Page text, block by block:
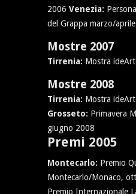
2006 Venezia:
del Grappa marzo/
Mostre 2007
Tirrenia: Mostra
Mostre 2008
Tirrenia: Mostra
Grosseto: Primavera
giugno 2008
Premi 2005
Montecarlo: Premio
Montecarlo/Monaco,
Premio Internazionale